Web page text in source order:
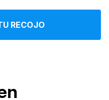
RECOJO